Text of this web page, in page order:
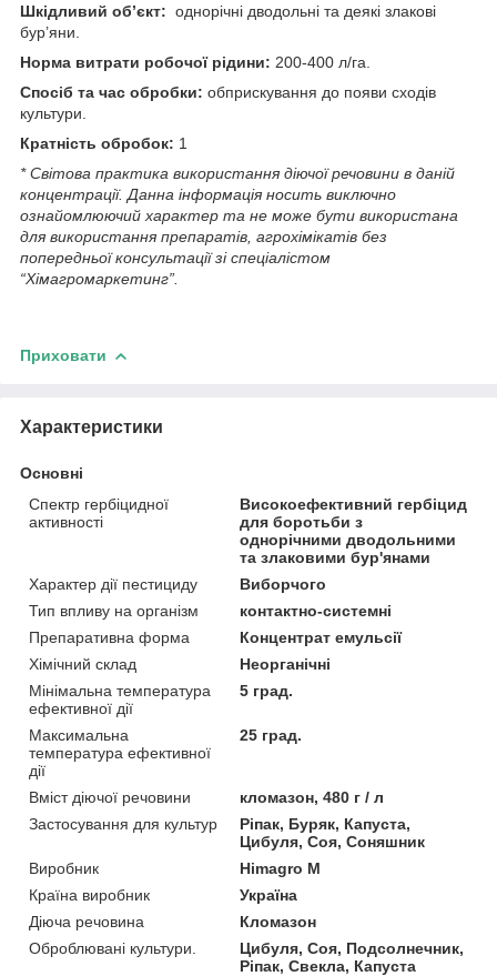
Шкідливий об’єкт: однорічні дводольні та деякі злакові
бур’яни.
Норма витрати робочої рідини: 200-400 л/га.
Спосіб та час обробки: обприскування до появи сходів
культури.
Кратність обробок: 1
* Світова практика використання діючої речовини в даній
концентрації. Данна iнформацiя носить виключно
ознайомлюючий характер та не може бути використана
для використання препаратiв, агрохiмiкатiв без
попередньої консультації зі спеціалістом
“Хімагромаркетинг”.
Приховати
Характеристики
Основні
Спектр гербіцидної
активності
Високоефективний гербіцид
для боротьби з
однорічними дводольними
та злаковими бур'янами
Характер дії пестициду
Виборчого
Тип впливу на організм
контактно-системні
Препаративна форма
Концентрат емульсії
Хімічний склад
Неорганічні
Мінімальна температура
ефективної дії
5 град.
Максимальна
температура ефективної
дії
25 град.
Вміст діючої речовини
кломазон, 480 г / л
Застосування для культур
Ріпак, Буряк, Капуста,
Цибуля, Соя, Соняшник
Виробник
Himagro M
Країна виробник
Україна
Діюча речовина
Кломазон
Оброблювані культури.
Цибуля, Соя, Подсолнечник,
Ріпак, Свекла, Капуста